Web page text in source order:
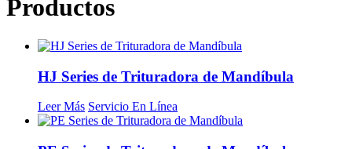
Productos
HJ Series de Trituradora de Mandíbula
Leer Más Servicio En Línea